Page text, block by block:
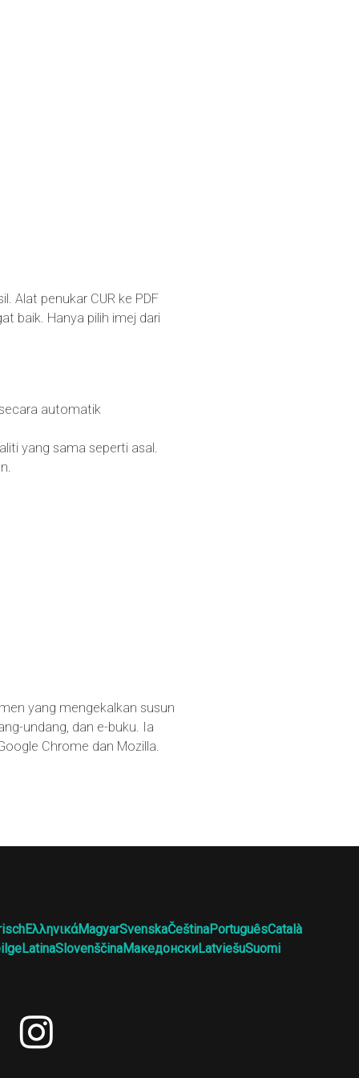
Alat penukar CUR ke PDF
baik. Hanya pilih imej dari
automatik
yang sama seperti asal.
yang mengekalkan susun
undang, dan e-buku. Ia
Chrome dan Mozilla.
ΕλληνικάMagyarSvenskaČeštinaPortuguêsCatalà
LatinaSlovenščinaМакедонскиLatviešuSuomi